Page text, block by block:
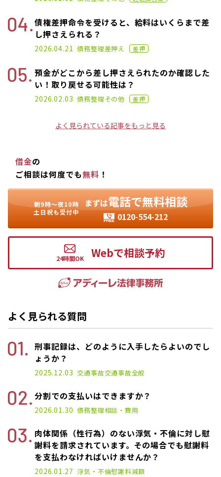
債権差押命令を受けると、給料はいくらまで差
し押さえられる？
2022.06.15
2026.04.21 債務整理差押え 差押
預金がどこから差し押さえられたのか確認した
い！取り戻せる可能性は？
2023.01.06
2026.02.03 債務整理その他 差押
よく見られている記事をもっと見る
借金の
ご相談は何度でも無料 ！
朝9時〜夜10時
土日祝も受付中
まずは電話で無料相談
0120-554-212
Webで相談予約
よく見られる質問
刑事記録は、どのように入手したらよいのでし
ょうか？
2025.12.03 交通事故交通事故全般
分割での支払いはできますか？
2026.01.30 債務整理相談・費用
肉体関係（性行為）のない浮気・不倫に対し慰
謝料を請求されています。その場合でも慰謝料
を支払わなければいけませんか？
2026.01.27 浮気・不倫慰謝料減額